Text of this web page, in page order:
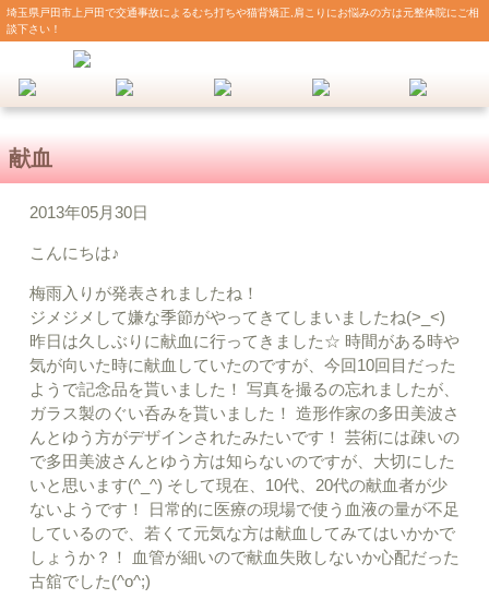
埼玉県戸田市上戸田で交通事故によるむち打ちや猫背矯正,肩こりにお悩みの方は元整体院にご相
談下さい！
献血
2013年05月30日
こんにちは♪
梅雨入りが発表されましたね！
ジメジメして嫌な季節がやってきてしまいましたね(>_<)
昨日は久しぶりに献血に行ってきました☆ 時間がある時や
気が向いた時に献血していたのですが、今回10回目だった
ようで記念品を貰いました！ 写真を撮るの忘れましたが、
ガラス製のぐい呑みを貰いました！ 造形作家の多田美波さ
んとゆう方がデザインされたみたいです！ 芸術には疎いの
で多田美波さんとゆう方は知らないのですが、大切にした
いと思います(^_^) そして現在、10代、20代の献血者が少
ないようです！ 日常的に医療の現場で使う血液の量が不足
しているので、若くて元気な方は献血してみてはいかかで
しょうか？！ 血管が細いので献血失敗しないか心配だった
古舘でした(^o^;)